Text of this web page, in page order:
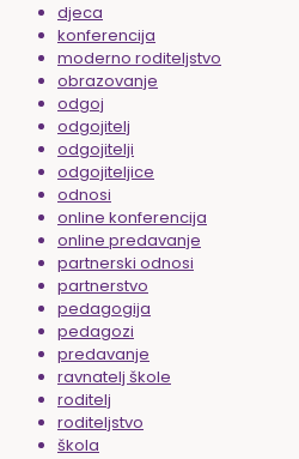
djeca
konferencija
moderno roditeljstvo
obrazovanje
odgoj
odgojitelj
odgojitelji
odgojiteljice
odnosi
online konferencija
online predavanje
partnerski odnosi
partnerstvo
pedagogija
pedagozi
predavanje
ravnatelj škole
roditelj
roditeljstvo
škola